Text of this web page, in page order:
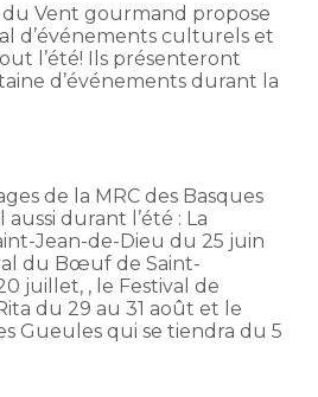
Vent gourmand propose
d’événements culturels et
l’été! Ils présenteront
d’événements durant la
de la MRC des Basques
durant l’été : La
Jean-de-Dieu du 25 juin
du Bœuf de Saint-
juillet, , le Festival de
du 29 au 31 août et le
Gueules qui se tiendra du 5